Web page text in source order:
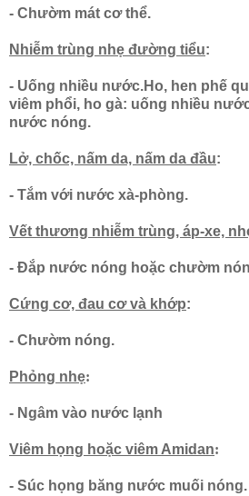
- Chườm mát cơ thể.
Nhiễm trùng nhẹ đường tiểu:
- Uống nhiều nước.Ho, hen phế
viêm phổi, ho gà: uống nhiều
nước nóng.
Lở, chốc, nấm da, nấm da đầu:
- Tắm với nước xà-phòng.
Vết thương nhiễm trùng, áp-xe,
- Đắp nước nóng hoặc chườm
Cứng cơ, đau cơ và khớp:
- Chườm nóng.
Phỏng nhẹ:
- Ngâm vào nước lạnh
Viêm họng hoặc viêm Amidan:
- Súc họng băng nước muối nóng.